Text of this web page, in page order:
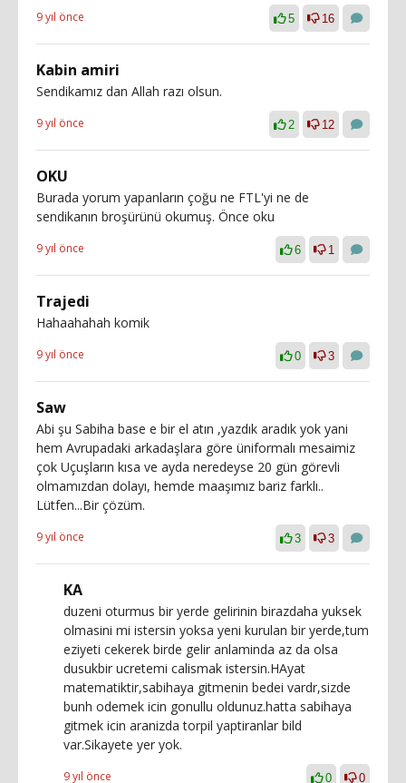
9 yıl önce 5 16
Kabin amiri
Sendikamız dan Allah razı olsun.
9 yıl önce 2 12
OKU
Burada yorum yapanların çoğu ne FTL'yi ne de
sendikanın broşürünü okumuş. Önce oku
9 yıl önce 6 1
Trajedi
Hahaahahah komik
9 yıl önce 0 3
Saw
Abi şu Sabiha base e bir el atın ,yazdık aradık yok yani
hem Avrupadaki arkadaşlara göre üniformalı mesaimiz
çok Uçuşların kısa ve ayda neredeyse 20 gün görevli
olmamızdan dolayı, hemde maaşımız bariz farklı..
Lütfen...Bir çözüm.
9 yıl önce 3 3
KA
duzeni oturmus bir yerde gelirinin birazdaha yuksek
olmasini mi istersin yoksa yeni kurulan bir yerde,tum
eziyeti cekerek birde gelir anlaminda az da olsa
dusukbir ucretemi calismak istersin.HAyat
matematiktir,sabihaya gitmenin bedei vardr,sizde
bunh odemek icin gonullu oldunuz.hatta sabihaya
gitmek icin aranizda torpil yaptiranlar bild
var.Sikayete yer yok.
9 yıl önce 0 0